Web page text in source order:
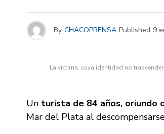
By CHACOPRENSA Published 9
La víctima, cuya identidad no
Un turista de 84 años, oriundo
Mar del Plata al